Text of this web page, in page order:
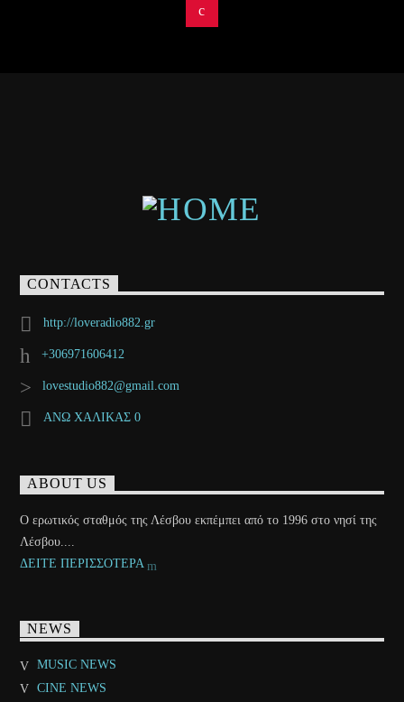
CONTACTS
http://loveradio882.gr
+306971606412
lovestudio882@gmail.com
ΑΝΩ ΧΑΛΙΚΑΣ 0
ABOUT US
Ο ερωτικός σταθμός της Λέσβου εκπέμπει από το 1996 στο νησί της
Λέσβου....
ΔΕΙΤΕ ΠΕΡΙΣΣΟΤΕΡΑ
NEWS
MUSIC NEWS
CINE NEWS